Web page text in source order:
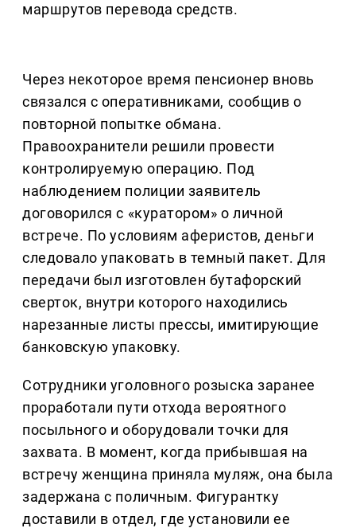
маршрутов перевода средств.
Через некоторое время пенсионер вновь
связался с оперативниками, сообщив о
повторной попытке обмана.
Правоохранители решили провести
контролируемую операцию. Под
наблюдением полиции заявитель
договорился с «куратором» о личной
встрече. По условиям аферистов, деньги
следовало упаковать в темный пакет. Для
передачи был изготовлен бутафорский
сверток, внутри которого находились
нарезанные листы прессы, имитирующие
банковскую упаковку.
Сотрудники уголовного розыска заранее
проработали пути отхода вероятного
посыльного и оборудовали точки для
захвата. В момент, когда прибывшая на
встречу женщина приняла муляж, она была
задержана с поличным. Фигурантку
доставили в отдел, где установили ее